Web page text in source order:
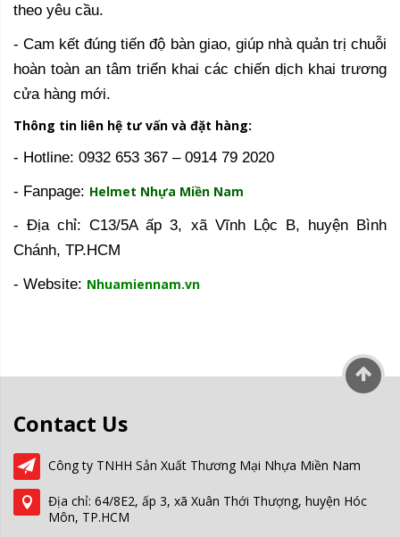
theo yêu cầu.
- Cam kết đúng tiến độ bàn giao, giúp nhà quản trị chuỗi
hoàn toàn an tâm triển khai các chiến dịch khai trương
cửa hàng mới.
Thông tin liên hệ tư vấn và đặt hàng:
- Hotline: 0932 653 367 – 0914 79 2020
- Fanpage: Helmet Nhựa Miền Nam
- Địa chỉ: C13/5A ấp 3, xã Vĩnh Lộc B, huyện Bình
Chánh, TP.HCM
- Website: Nhuamiennam.vn
Contact Us
Công ty TNHH Sản Xuất Thương Mại Nhựa Miền Nam
Địa chỉ: 64/8E2, ấp 3, xã Xuân Thới Thượng, huyện Hóc
Môn, TP.HCM